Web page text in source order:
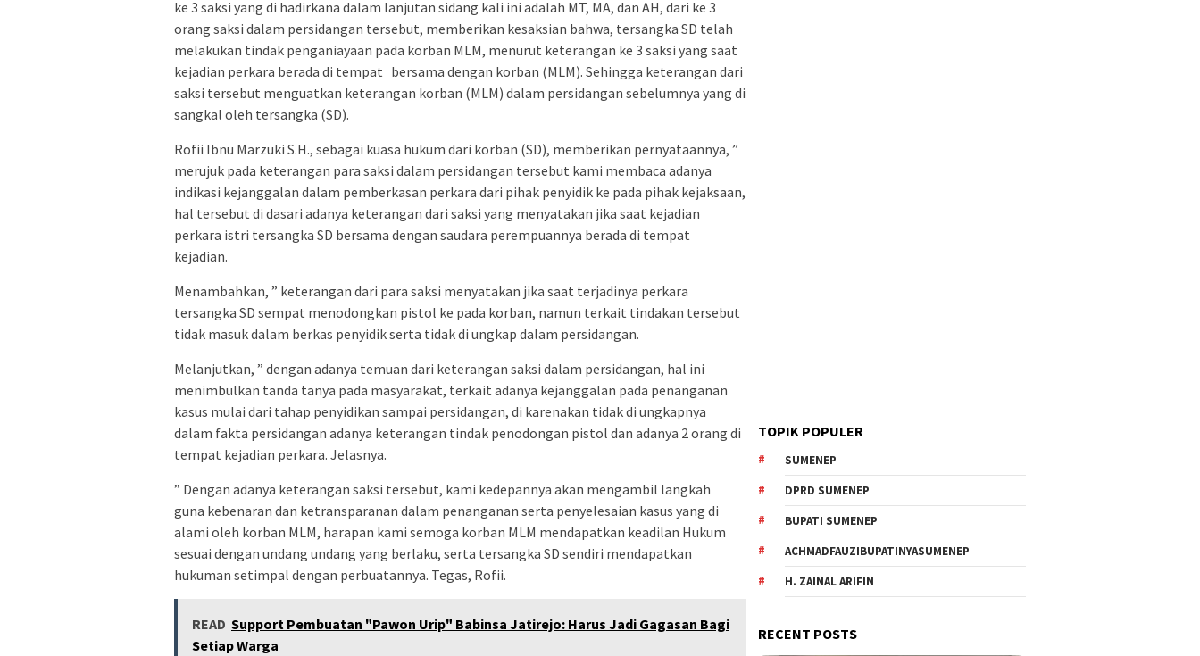
ke 3 saksi yang di hadirkana dalam lanjutan sidang kali ini adalah MT, MA, dan AH, dari ke 3
orang saksi dalam persidangan tersebut, memberikan kesaksian bahwa, tersangka SD telah
melakukan tindak penganiayaan pada korban MLM, menurut keterangan ke 3 saksi yang saat
kejadian perkara berada di tempat bersama dengan korban (MLM). Sehingga keterangan dari
saksi tersebut menguatkan keterangan korban (MLM) dalam persidangan sebelumnya yang di
sangkal oleh tersangka (SD).
Rofii Ibnu Marzuki S.H., sebagai kuasa hukum dari korban (SD), memberikan pernyataannya, ”
merujuk pada keterangan para saksi dalam persidangan tersebut kami membaca adanya
indikasi kejanggalan dalam pemberkasan perkara dari pihak penyidik ke pada pihak kejaksaan,
hal tersebut di dasari adanya keterangan dari saksi yang menyatakan jika saat kejadian
perkara istri tersangka SD bersama dengan saudara perempuannya berada di tempat
kejadian.
Menambahkan, ” keterangan dari para saksi menyatakan jika saat terjadinya perkara
tersangka SD sempat menodongkan pistol ke pada korban, namun terkait tindakan tersebut
tidak masuk dalam berkas penyidik serta tidak di ungkap dalam persidangan.
Melanjutkan, ” dengan adanya temuan dari keterangan saksi dalam persidangan, hal ini
menimbulkan tanda tanya pada masyarakat, terkait adanya kejanggalan pada penanganan
kasus mulai dari tahap penyidikan sampai persidangan, di karenakan tidak di ungkapnya
dalam fakta persidangan adanya keterangan tindak penodongan pistol dan adanya 2 orang di
tempat kejadian perkara. Jelasnya.
” Dengan adanya keterangan saksi tersebut, kami kedepannya akan mengambil langkah
guna kebenaran dan ketransparanan dalam penanganan serta penyelesaian kasus yang di
alami oleh korban MLM, harapan kami semoga korban MLM mendapatkan keadilan Hukum
sesuai dengan undang undang yang berlaku, serta tersangka SD sendiri mendapatkan
hukuman setimpal dengan perbuatannya. Tegas, Rofii.
READ Support Pembuatan "Pawon Urip" Babinsa Jatirejo: Harus Jadi Gagasan Bagi
Setiap Warga
TOPIK POPULER
SUMENEP
DPRD SUMENEP
BUPATI SUMENEP
ACHMADFAUZIBUPATINYASUMENEP
H. ZAINAL ARIFIN
RECENT POSTS